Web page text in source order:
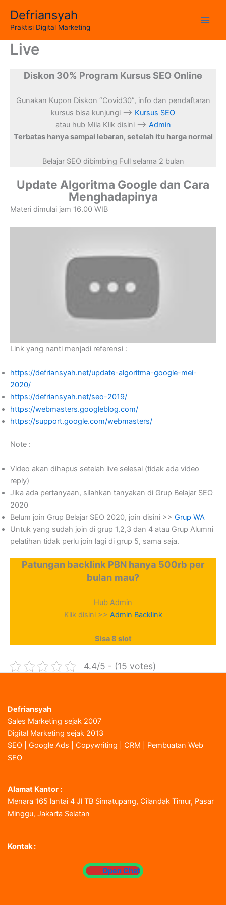
content
Defriansyah
Praktisi Digital Marketing
Live
Diskon 30% Program Kursus SEO Online
Gunakan Kupon Diskon “Covid30”, info dan pendaftaran
kursus bisa kunjungi –> Kursus SEO
atau hub Mila Klik disini –> Admin
Terbatas hanya sampai lebaran, setelah itu harga normal
Belajar SEO dibimbing Full selama 2 bulan
Update Algoritma Google dan Cara
Menghadapinya
Materi dimulai jam 16.00 WIB
Link yang nanti menjadi referensi :
https://defriansyah.net/update-algoritma-google-mei-
2020/
https://defriansyah.net/seo-2019/
https://webmasters.googleblog.com/
https://support.google.com/webmasters/
Note :
Video akan dihapus setelah live selesai (tidak ada video
reply)
Jika ada pertanyaan, silahkan tanyakan di Grup Belajar SEO
2020
Belum join Grup Belajar SEO 2020, join disini >> Grup WA
Untuk yang sudah join di grup 1,2,3 dan 4 atau Grup Alumni
pelatihan tidak perlu join lagi di grup 5, sama saja.
Patungan backlink PBN hanya 500rb per
bulan mau?
Hub Admin
Klik disini >> Admin Backlink
Sisa 8 slot
4.4/5 - (15 votes)
Defriansyah
Sales Marketing sejak 2007
Digital Marketing sejak 2013
SEO | Google Ads | Copywriting | CRM | Pembuatan Web
SEO
Alamat Kantor :
Menara 165 lantai 4 Jl TB Simatupang, Cilandak Timur, Pasar
Minggu, Jakarta Selatan
Kontak :
Open Chat